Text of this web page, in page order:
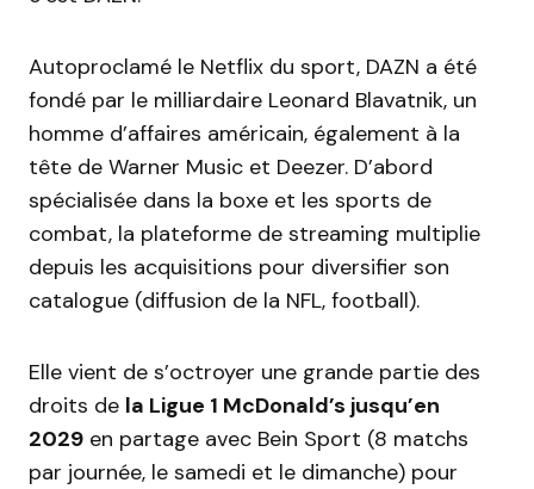
Autoproclamé le Netflix du sport, DAZN a été
fondé par le milliardaire Leonard Blavatnik, un
homme d’affaires américain, également à la
tête de Warner Music et Deezer. D’abord
spécialisée dans la boxe et les sports de
combat, la plateforme de streaming multiplie
depuis les acquisitions pour diversifier son
catalogue (diffusion de la NFL, football).
Elle vient de s’octroyer une grande partie des
droits de la Ligue 1 McDonald’s jusqu’en
2029 en partage avec Bein Sport (8 matchs
par journée, le samedi et le dimanche) pour